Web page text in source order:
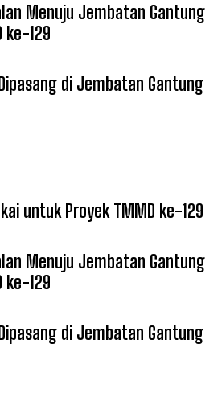
Menuju Jembatan Gantung
ke-129
di Jembatan Gantung
untuk Proyek TMMD ke-129
Menuju Jembatan Gantung
ke-129
di Jembatan Gantung